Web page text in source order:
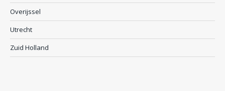
Overijssel
Utrecht
Zuid Holland